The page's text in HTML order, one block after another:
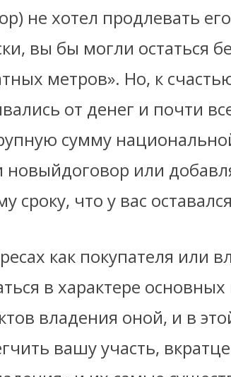
не хотел продлевать
вы бы могли остаться
метров». Но, к
от денег и почти
сумму
или
сроку, что у вас
как покупателя или
в характере
владения оной, и в
вашу участь,